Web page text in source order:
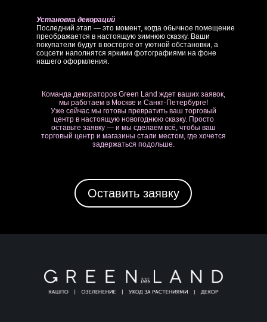
Команда декораторов Green Land ждет ваших заявок,
мы работаем в Москве и Санкт-Петербурге!
Уже сейчас мы готовы превратить ваш торговый
центр в настоящую новогоднюю сказку. Просто
оставьте заявку — и мы сделаем всё, чтобы ваш
торговый центр и магазины стали местом, где хочется
задержаться подольше.
Установка декораций
Последний этап — это момент, когда обычное помещение
преображается в настоящую зимнюю сказку. Ваши
покупатели будут в восторге от уютной обстановки, а
соцсети наполнятся яркими фотографиями на фоне
нашего оформления.
Оставить заявку